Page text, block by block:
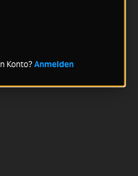
Konto?Anmelden